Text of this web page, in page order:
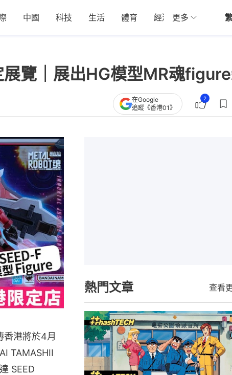
中國 科技 生活 體育 經濟 01深圳
更多
覽｜展出HG模型MR魂
在Google
追蹤《香港01》
2
香港將於4月
TAMASHII
SEED
熱門文章 查看